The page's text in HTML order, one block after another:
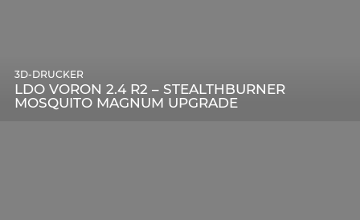
LDO VORON 2.4 R2 – STEALTHBURNER
MOSQUITO MAGNUM UPGRADE
3D-DRUCKER